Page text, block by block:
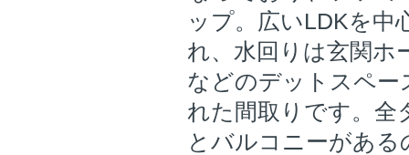
ップ。広いLDKを中
れ、水回りは玄関ホ
などのデットスペ
れた間取りです。全
とバルコニーがある